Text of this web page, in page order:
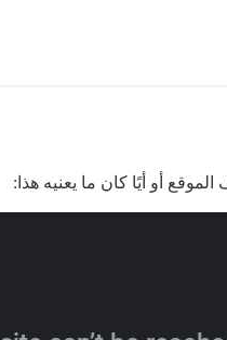
أو أيًا كان ما يعنيه هذا: